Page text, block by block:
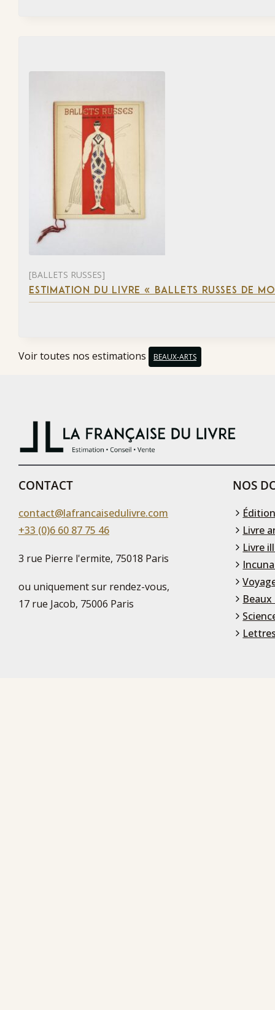
[BALLETS RUSSES]
ESTIMATION DU LIVRE « BALLETS RUSSES DE
Voir toutes nos estimations BEAUX-ARTS
CONTACT
contact@lafrancaisedulivre.com
+33 (0)6 60 87 75 46
3 rue Pierre l'ermite, 75018 Paris
ou uniquement sur rendez-vous,
17 rue Jacob, 75006 Paris
NOS
Livre
Livre